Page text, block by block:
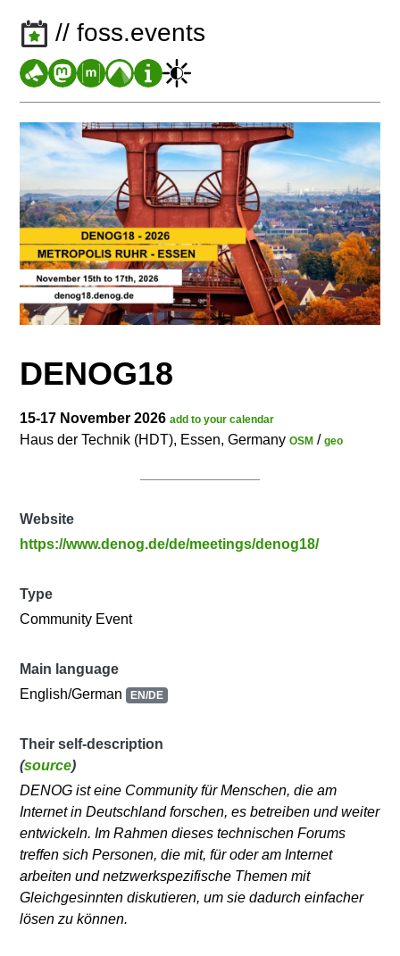
// foss.events
DENOG18
15-17 November 2026add to your calendar
Haus der Technik (HDT), Essen, GermanyOSM /geo
Website
https://www.denog.de/de/meetings/denog18/
Type
Community Event
Main language
English/German EN/DE
Their self-description
(source)
DENOG ist eine Community für Menschen, die am
Internet in Deutschland forschen, es betreiben und weiter
entwickeln. Im Rahmen dieses technischen Forums
treffen sich Personen, die mit, für oder am Internet
arbeiten und netzwerkspezifische Themen mit
Gleichgesinnten diskutieren, um sie dadurch einfacher
lösen zu können.